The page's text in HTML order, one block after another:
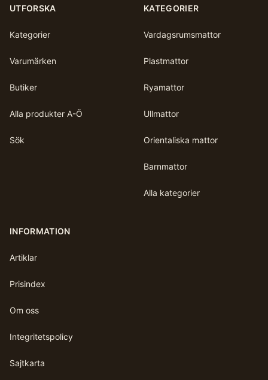
UTFORSKA
Kategorier
Varumärken
Butiker
Alla produkter A-Ö
Sök
KATEGORIER
Vardagsrumsmattor
Plastmattor
Ryamattor
Ullmattor
Orientaliska mattor
Barnmattor
Alla kategorier
INFORMATION
Artiklar
Prisindex
Om oss
Integritetspolicy
Sajtkarta